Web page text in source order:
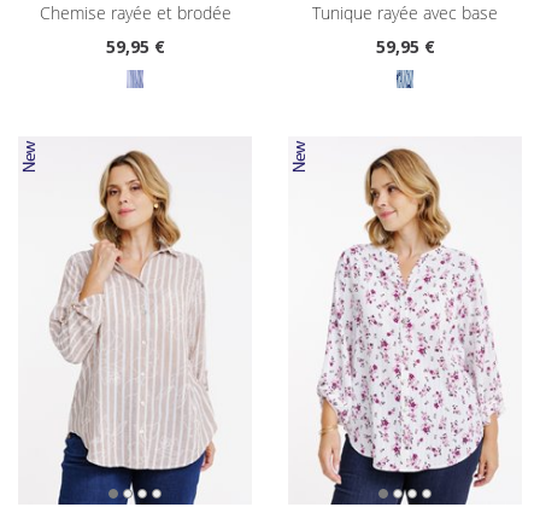
chemise rayée et brodée
59,95 €
tunique rayée avec base
59,95 €